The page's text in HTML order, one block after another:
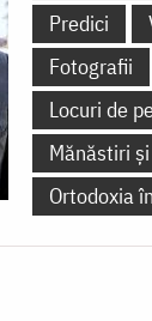
Predici
Fotografii
Locuri de
Mănăstiri
Ortodoxia